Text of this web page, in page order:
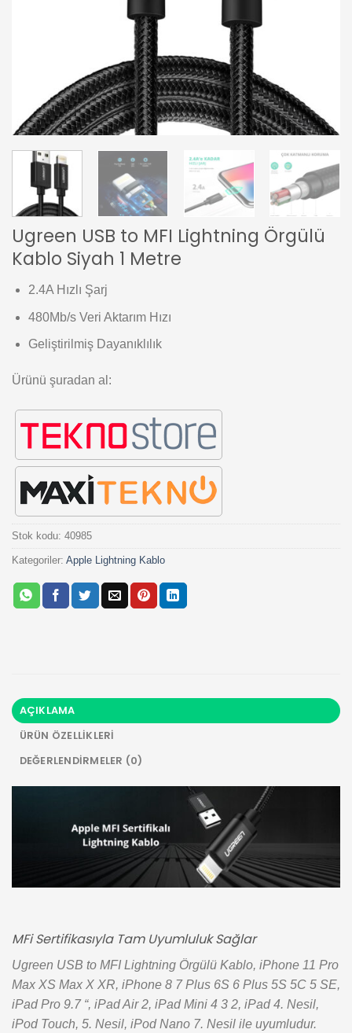
Ugreen USB to MFI Lightning Örgülü
Kablo Siyah 1 Metre
2.4A Hızlı Şarj
480Mb/s Veri Aktarım Hızı
Geliştirilmiş Dayanıklılık
Ürünü şuradan al:
Stok kodu: 40985
Kategoriler: Apple Lightning Kablo
AÇIKLAMA
ÜRÜN ÖZELLIKLERI
DEĞERLENDIRMELER (0)
MFi Sertifikasıyla Tam Uyumluluk Sağlar
Ugreen USB to MFI Lightning Örgülü Kablo, iPhone 11 Pro
Max XS Max X XR, iPhone 8 7 Plus 6S 6 Plus 5S 5C 5 SE,
iPad Pro 9.7 “, iPad Air 2, iPad Mini 4 3 2, iPad 4. Nesil,
iPod Touch, 5. Nesil, iPod Nano 7. Nesil ile uyumludur.